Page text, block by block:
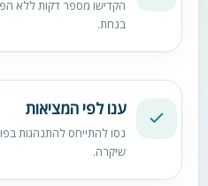
הקדישו מספר דקות ללא
בנחת.
ענו לפי המציאות
נסו להתייחס להתנהגות
שיקרה.